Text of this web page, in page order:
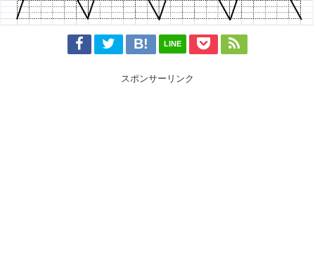
LINE
スポンサーリンク